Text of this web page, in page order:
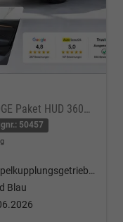
Business 1.5eTSI DSG BusinessP. EDGE Paket HUD 360Cam- DIGITAL DRIVE - INTELLIGENT L Gepäcktrennnetz
50457
Doppelkupplungsgetriebe (DSG)
Blau